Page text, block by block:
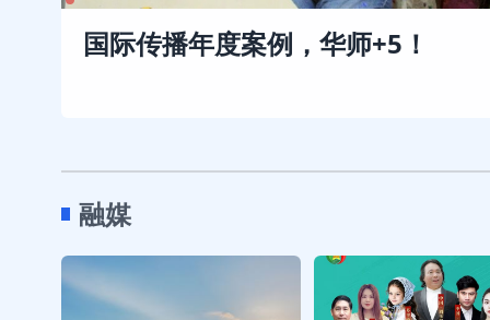
国际传播年度案例，华师+5！
融媒